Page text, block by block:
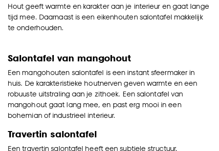
Hout geeft warmte en karakter aan je interieur en gaat lange
tijd mee. Daarnaast is een eikenhouten salontafel makkelijk
te onderhouden.
Salontafel van mangohout
Een mangohouten salontafel is een instant sfeermaker in
huis. De karakteristieke houtnerven geven warmte en een
robuuste uitstraling aan je zithoek. Een salontafel van
mangohout gaat lang mee, en past erg mooi in een
bohemian of industrieel interieur.
Travertin salontafel
Een travertin salontafel heeft een subtiele structuur,